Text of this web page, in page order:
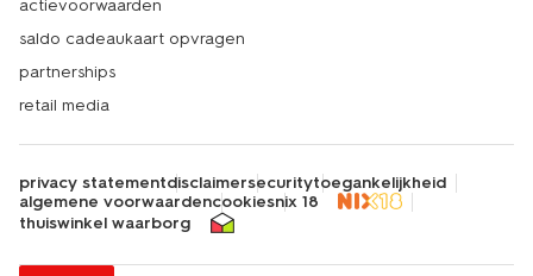
actievoorwaarden
saldo cadeaukaart opvragen
partnerships
retail media
privacy statementdisclaimersecuritytoegankelijkheid
algemene voorwaardencookiesnix 18
thuiswinkel waarborg